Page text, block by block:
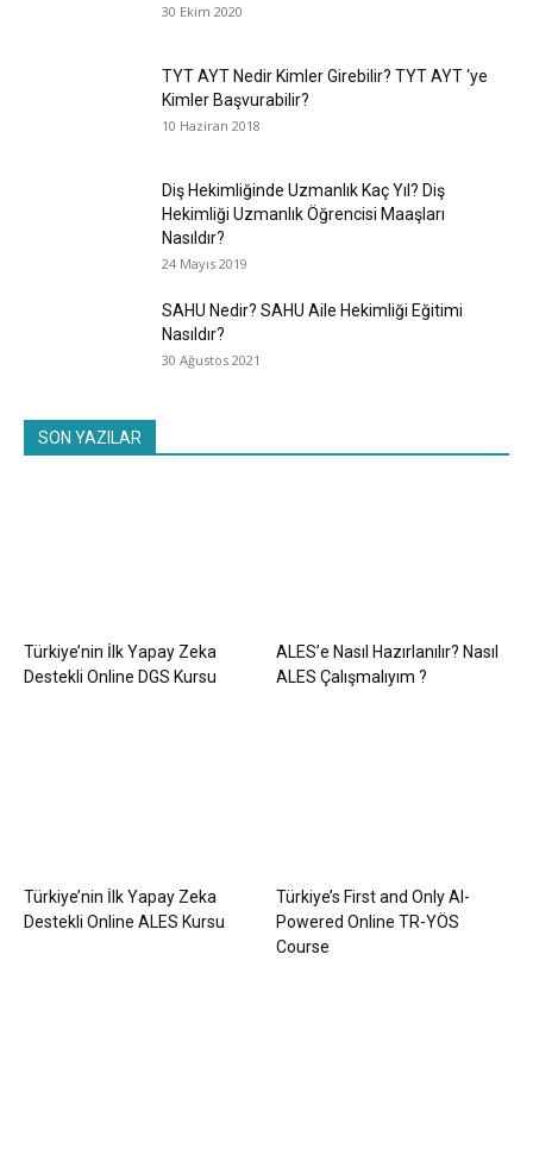
30 Ekim 2020
TYT AYT Nedir Kimler Girebilir? TYT AYT ‘ye
Kimler Başvurabilir?
10 Haziran 2018
Diş Hekimliğinde Uzmanlık Kaç Yıl? Diş
Hekimliği Uzmanlık Öğrencisi Maaşları
Nasıldır?
24 Mayıs 2019
SAHU Nedir? SAHU Aile Hekimliği Eğitimi
Nasıldır?
30 Ağustos 2021
SON YAZILAR
Türkiye’nin İlk Yapay Zeka
Destekli Online DGS Kursu
ALES’e Nasıl Hazırlanılır? Nasıl
ALES Çalışmalıyım ?
Türkiye’nin İlk Yapay Zeka
Destekli Online ALES Kursu
Türkiye’s First and Only AI-
Powered Online TR-YÖS
Course